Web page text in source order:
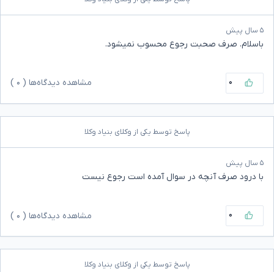
۵ سال پیش
باسلام. صرف صحبت رجوع محسوب نمیشود.
۰ مشاهده دیدگاه‌ها ( ۰
پاسخ توسط یکی از وکلای بنیاد وکلا
۵ سال پیش
با درود صرف آنچه در سوال آمده است رجوع نیست
۰ مشاهده دیدگاه‌ها ( ۰
پاسخ توسط یکی از وکلای بنیاد وکلا